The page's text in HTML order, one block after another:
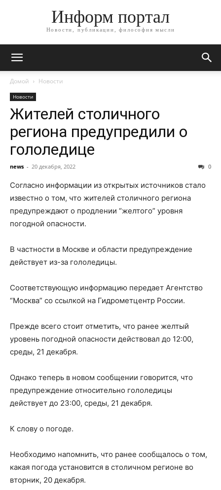
Информ портал
Новости, публикации, философия мысли
Домой Новости
Новости
Жителей столичного
региона предупредили о
гололедице
news - 20 декабря, 2022 0
Согласно информации из открытых источников стало
известно о том, что жителей столичного региона
предупреждают о продлении “желтого” уровня
погодной опасности.
В частности в Москве и области предупреждение
действует из-за гололедицы.
Соответствующую информацию передает Агентство
“Москва” со ссылкой на Гидрометцентр России.
Прежде всего стоит отметить, что ранее желтый
уровень погодной опасности действовал до 12:00,
среды, 21 декабря.
Однако теперь в новом сообщении говорится, что
предупреждение относительно гололедицы
действует до 23:00, среды, 21 декабря.
К слову о погоде.
Необходимо напомнить, что ранее сообщалось о том,
какая погода установится в столичном регионе во
вторник, 20 декабря.